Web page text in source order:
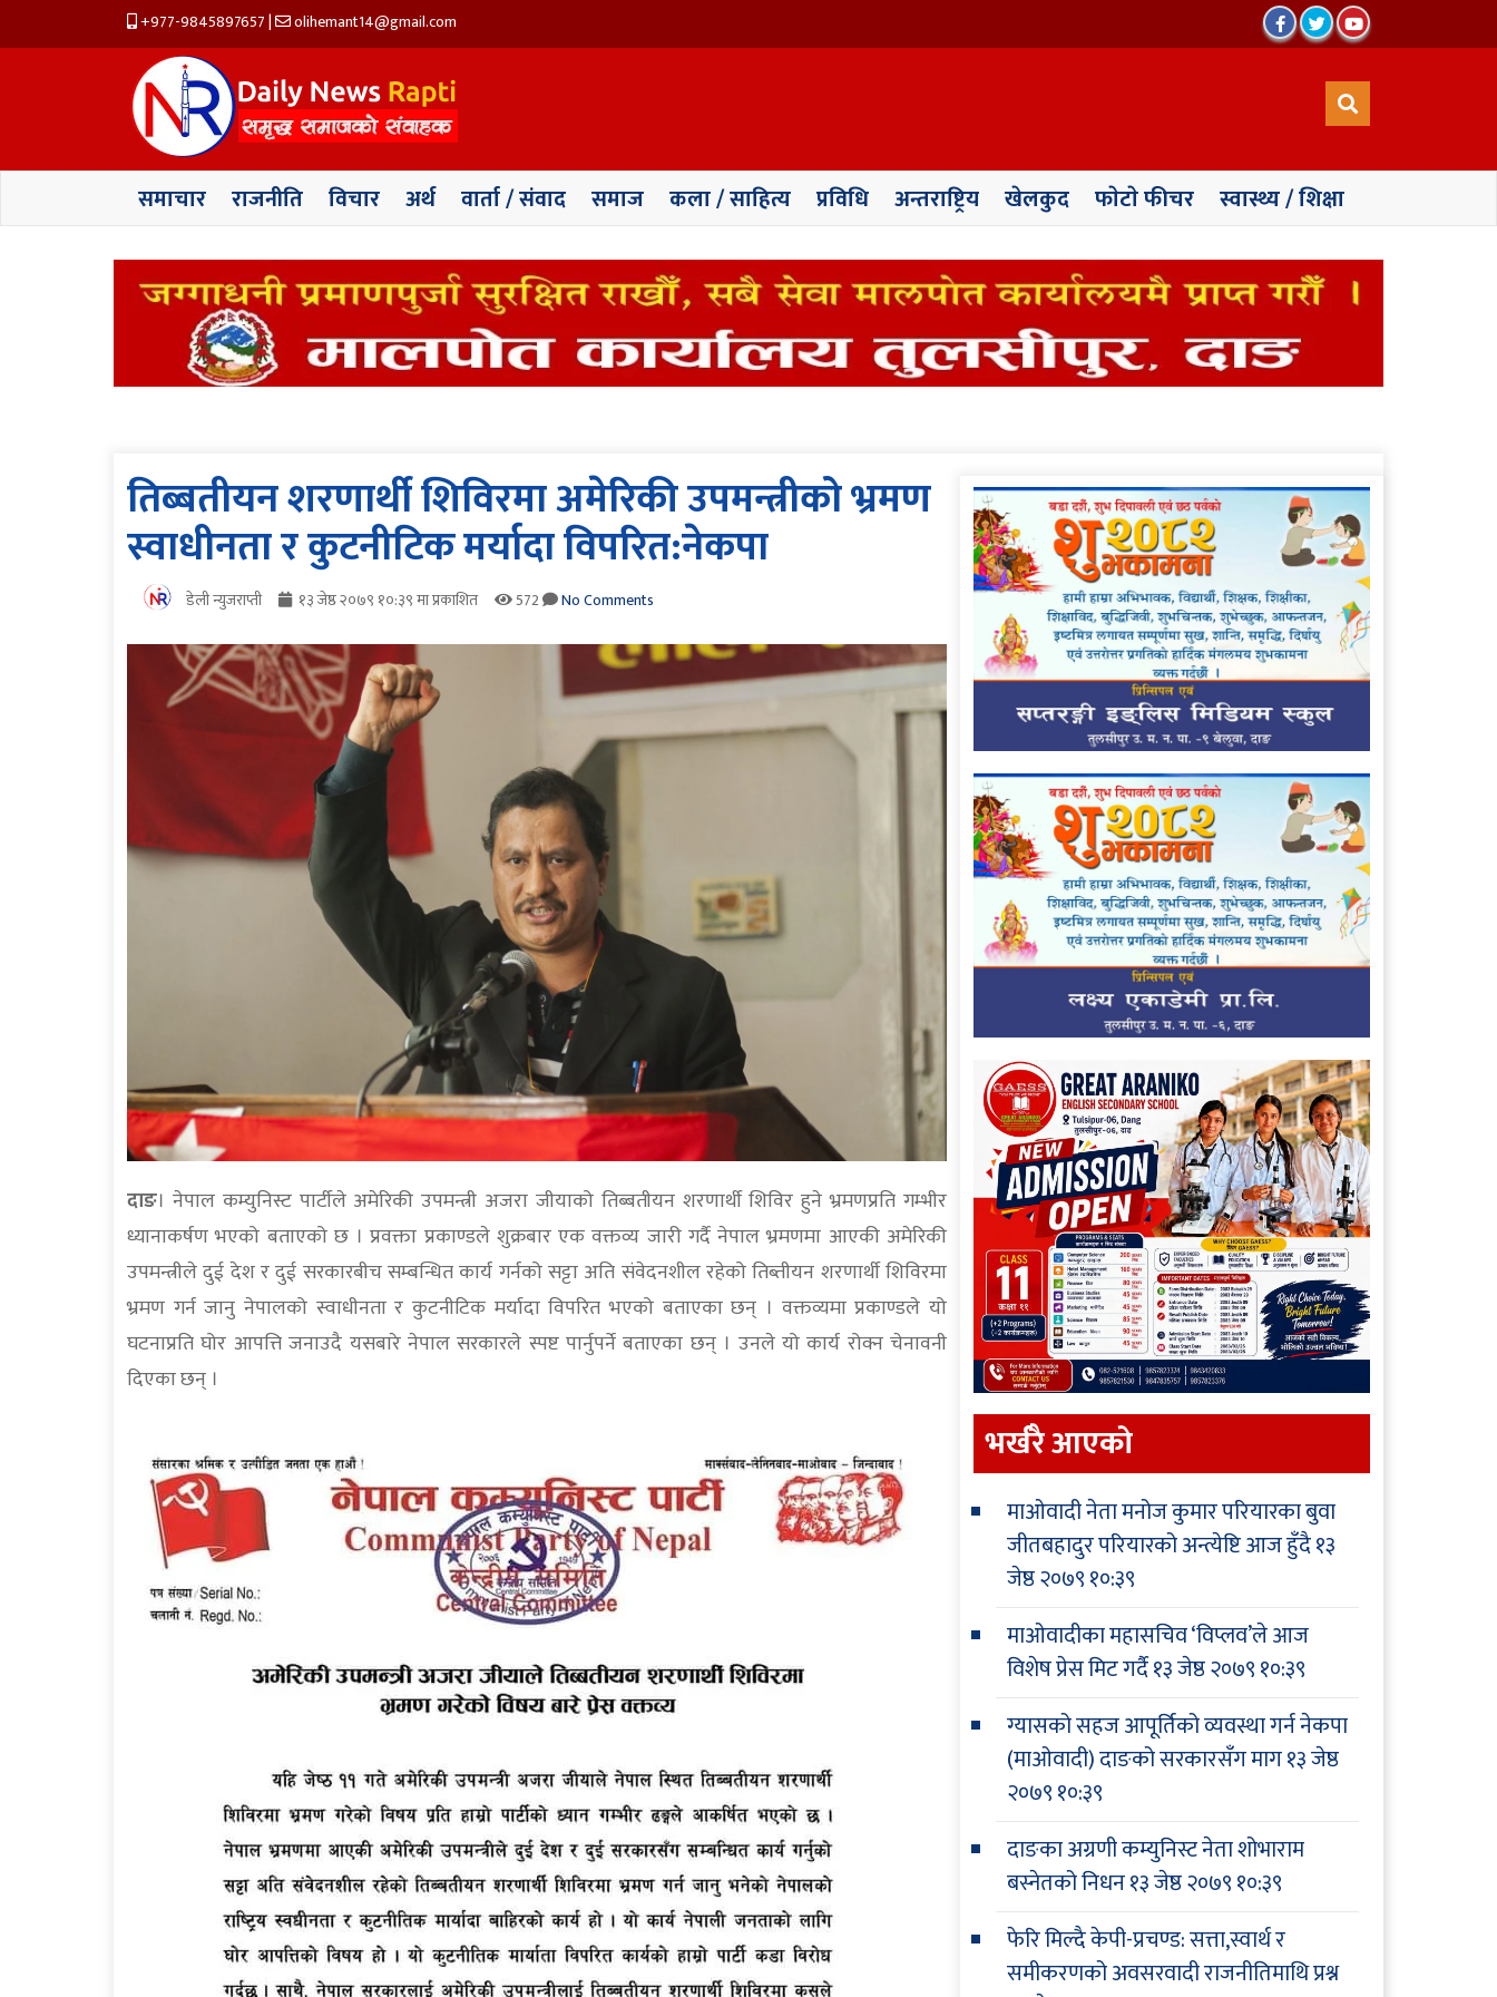
+977-9845897657| olihemant14@gmail.com
समाचार राजनीति विचार अर्थ वार्ता / संवाद समाज कला / साहित्य प्रविधि अन्तराष्ट्रिय खेलकुद फाेटाे फीचर स्वास्थ्य / शिक्षा
तिब्बतीयन शरणार्थी शिविरमा अमेरिकी उपमन्त्रीको भ्रमण
स्वाधीनता र कुटनीटिक मर्यादा विपरित:नेकपा
डेली न्युजराप्ती १३ जेष्ठ २०७९ १०:३९ मा प्रकाशित 572 No Comments
दाङ। नेपाल कम्युनिस्ट पार्टीले अमेरिकी उपमन्त्री अजरा जीयाको तिब्बतीयन शरणार्थी शिविर हुने भ्रमणप्रति गम्भीर
ध्यानाकर्षण भएको बताएको छ । प्रवक्ता प्रकाण्डले शुक्रबार एक वक्तव्य जारी गर्दै नेपाल भ्रमणमा आएकी अमेरिकी
उपमन्त्रीले दुई देश र दुई सरकारबीच सम्बन्धित कार्य गर्नको सट्टा अति संवेदनशील रहेको तिब्तीयन शरणार्थी शिविरमा
भ्रमण गर्न जानु नेपालको स्वाधीनता र कुटनीटिक मर्यादा विपरित भएको बताएका छन् । वक्तव्यमा प्रकाण्डले यो
घटनाप्रति घोर आपत्ति जनाउदै यसबारे नेपाल सरकारले स्पष्ट पार्नुपर्ने बताएका छन् । उनले यो कार्य रोक्न चेनावनी
दिएका छन् ।
भर्खरै आएकाे
माओवादी नेता मनोज कुमार परियारका बुवा
जीतबहादुर परियारको अन्त्येष्टि आज हुँदै१३
जेष्ठ २०७९ १०:३९
माओवादीका महासचिव ‘विप्लव’ले आज
विशेष प्रेस मिट गर्दै१३ जेष्ठ २०७९ १०:३९
ग्यासको सहज आपूर्तिको व्यवस्था गर्न नेकपा
(माओवादी) दाङको सरकारसँग माग१३ जेष्ठ
२०७९ १०:३९
दाङका अग्रणी कम्युनिस्ट नेता शोभाराम
बस्नेतको निधन१३ जेष्ठ २०७९ १०:३९
फेरि मिल्दै केपी-प्रचण्ड: सत्ता,स्वार्थ र
समीकरणको अवसरवादी राजनीतिमाथि प्रश्न